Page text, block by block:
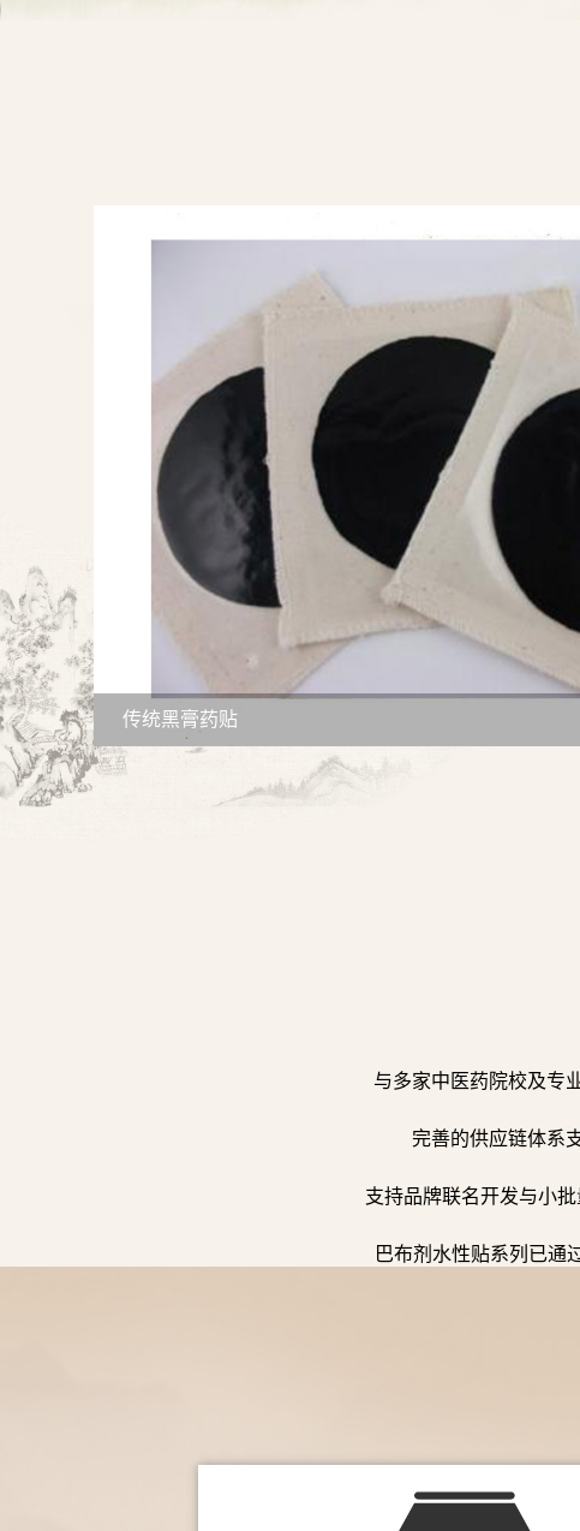
传统黑膏药贴
与多家中医药院校及专
完善的供应链体系
支持品牌联名开发与小
巴布剂水性贴系列已通